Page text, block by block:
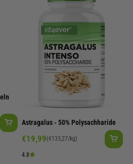
Astragalus - 50% Polysachharide
Angebot
€19,99(€133,27/kg)
4.8